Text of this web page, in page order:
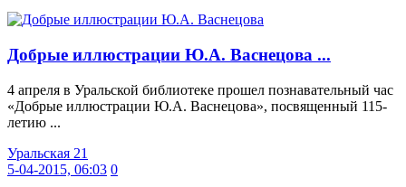
Добрые иллюстрации Ю.А. Васнецова ...
4 апреля в Уральской библиотеке прошел познавательный час
«Добрые иллюстрации Ю.А. Васнецова», посвященный 115-
летию ...
Уральская 21
5-04-2015, 06:03 0